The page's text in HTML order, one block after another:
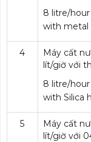
8 litre/
with metal
4
Máy cất
lít/giờ với
8 litre/
with Silica
5
Máy cất
lít/giờ với